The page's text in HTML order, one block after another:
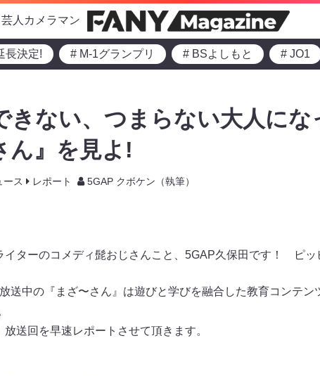
人カメラマン
長決定! # M-1グランプリ # BSよしもと # JO1
きない、つまらない大人に
ん』を見よ!
ース レポート 5GAP クボケン（執筆）
イターのコメディ髭おじさんこと、5GAP久保田です！ ピッ
送中の『まざ〜さん』は遊びと学びを融合した教育コンテ
送回を早速レポートさせて頂きます。